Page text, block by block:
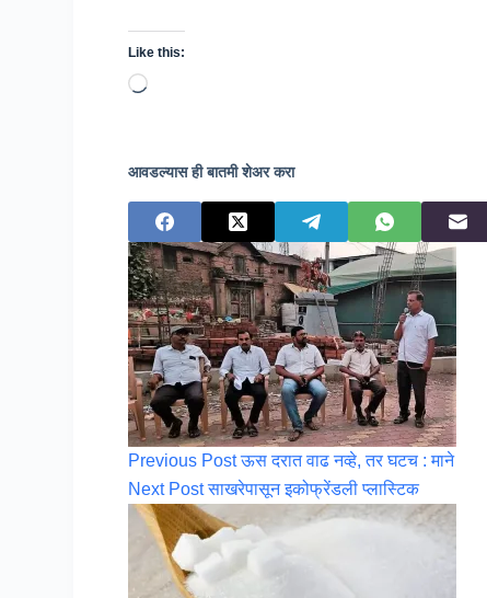
Like this:
Loading…
आवडल्यास ही बातमी शेअर करा
Previous Post ऊस दरात वाढ नव्हे, तर घटच : माने
Next Post साखरेपासून इकोफ्रेंडली प्लास्टिक